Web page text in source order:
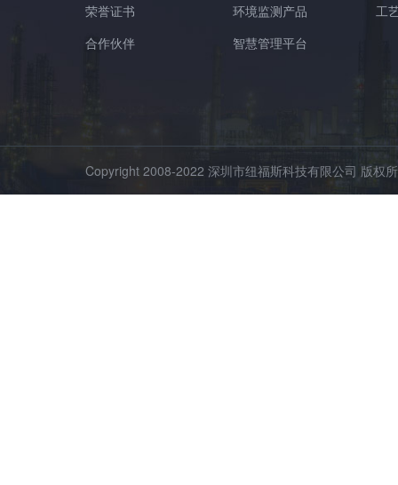
荣誉证书
合作伙伴
环境监测产品
智慧管理平台
工
Copyright 2008-2022 深圳市纽福斯科技有限公司 版